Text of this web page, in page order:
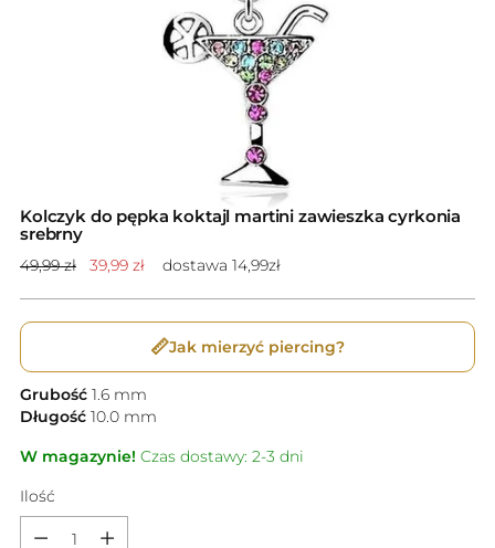
Kolczyk do pępka koktajl martini zawieszka cyrkonia
srebrny
Cena
49,99 zł 39,99 zł dostawa 14,99zł
📏Jak mierzyć piercing?
Grubość 1.6 mm
Długość 10.0 mm
W magazynie! Czas dostawy: 2-3 dni
Ilość